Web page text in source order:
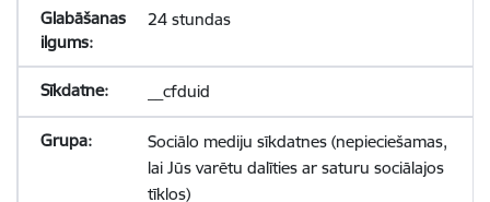
24 stundas
__cfduid
Sociālo mediju sīkdatnes (nepieciešamas,
lai Jūs varētu dalīties ar saturu sociālajos
tīklos)